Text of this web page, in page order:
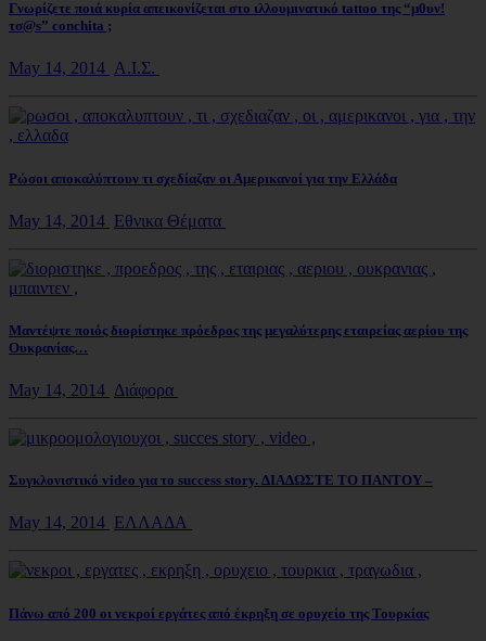
Γνωρίζετε ποιά κυρία απεικονίζεται στο ιλλουμινατικό tattoo της “μ0υν!
τσ@s” conchita ;
May 14, 2014 Α.Ι.Σ.
Ρώσοι αποκαλύπτουν τι σχεδίαζαν οι Αμερικανοί για την Ελλάδα
May 14, 2014 Εθνικα Θέματα
Μαντέψτε ποιός διορίστηκε πρόεδρος της μεγαλύτερης εταιρείας αερίου της
Ουκρανίας…
May 14, 2014 Διάφορα
Συγκλονιστικό video για το success story. ΔΙΑΔΩΣΤΕ ΤΟ ΠΑΝΤΟΥ –
May 14, 2014 ΕΛΛΑΔΑ
Πάνω από 200 οι νεκροί εργάτες από έκρηξη σε ορυχείο της Τουρκίας